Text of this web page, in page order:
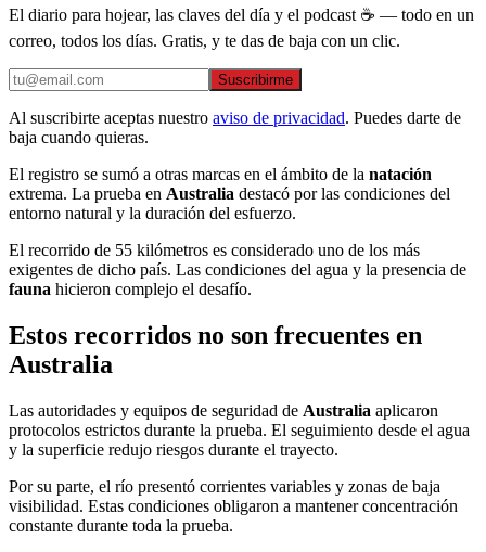
El diario para hojear, las claves del día y el podcast ☕ — todo en un
correo, todos los días. Gratis, y te das de baja con un clic.
Suscribirme
Al suscribirte aceptas nuestro aviso de privacidad. Puedes darte de
baja cuando quieras.
El registro se sumó a otras marcas en el ámbito de la natación
extrema. La prueba en Australia destacó por las condiciones del
entorno natural y la duración del esfuerzo.
El recorrido de 55 kilómetros es considerado uno de los más
exigentes de dicho país. Las condiciones del agua y la presencia de
fauna hicieron complejo el desafío.
Estos recorridos no son frecuentes en
Australia
Las autoridades y equipos de seguridad de Australia aplicaron
protocolos estrictos durante la prueba. El seguimiento desde el agua
y la superficie redujo riesgos durante el trayecto.
Por su parte, el río presentó corrientes variables y zonas de baja
visibilidad. Estas condiciones obligaron a mantener concentración
constante durante toda la prueba.